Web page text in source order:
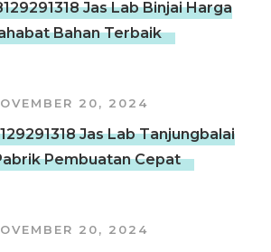
Jas Lab Binjai Harga
Bahan Terbaik
20, 2024
Jas Lab Tanjungbalai
Pembuatan Cepat
20, 2024